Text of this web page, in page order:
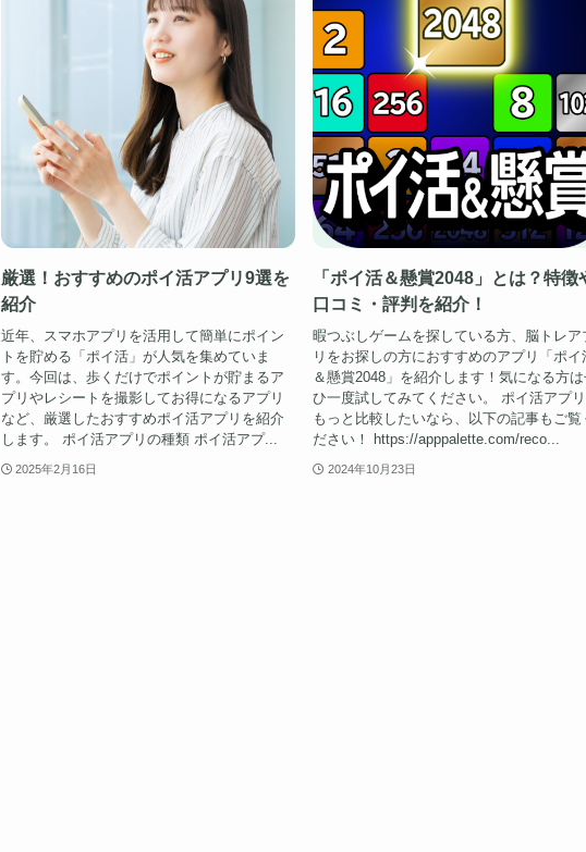
厳選！おすすめのポイ活アプリ9選を
紹介
近年、スマホアプリを活用して簡単にポイン
トを貯める「ポイ活」が人気を集めていま
す。今回は、歩くだけでポイントが貯まるア
プリやレシートを撮影してお得になるアプリ
など、厳選したおすすめポイ活アプリを紹介
します。 ポイ活アプリの種類 ポイ活アプ...
2025年2月16日
「ポイ活＆懸賞2048」とは？特徴
口コミ・評判を紹介！
暇つぶしゲームを探している方、脳トレア
リをお探しの方におすすめのアプリ「ポイ
＆懸賞2048」を紹介します！気になる方
ひ一度試してみてください。 ポイ活アプ
もっと比較したいなら、以下の記事もご覧
ださい！ https://apppalette.com/reco...
2024年10月23日